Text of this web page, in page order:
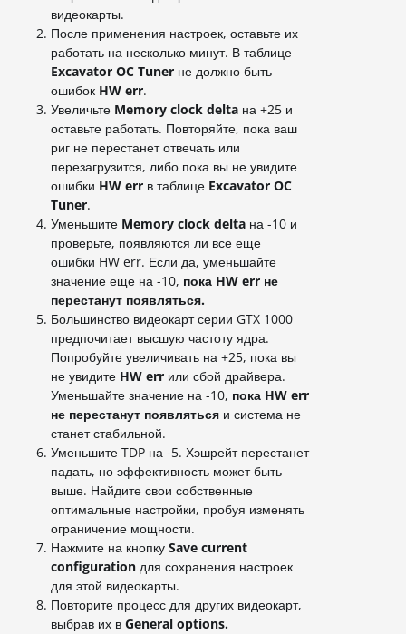
видеокарты.
После применения настроек, оставьте их
работать на несколько минут. В таблице
Excavator OC Tuner не должно быть
ошибок HW err.
Увеличьте Memory clock delta на +25 и
оставьте работать. Повторяйте, пока ваш
риг не перестанет отвечать или
перезагрузится, либо пока вы не увидите
ошибки HW err в таблице Excavator OC
Tuner.
Уменьшите Memory clock delta на -10 и
проверьте, появляются ли все еще
ошибки HW err. Если да, уменьшайте
значение еще на -10, пока HW err не
перестанут появляться.
Большинство видеокарт серии GTX 1000
предпочитает высшую частоту ядра.
Попробуйте увеличивать на +25, пока вы
не увидите HW err или сбой драйвера.
Уменьшайте значение на -10, пока HW err
не перестанут появляться и система не
станет стабильной.
Уменьшите TDP на -5. Хэшрейт перестанет
падать, но эффективность может быть
выше. Найдите свои собственные
оптимальные настройки, пробуя изменять
ограничение мощности.
Нажмите на кнопку Save current
configuration для сохранения настроек
для этой видеокарты.
Повторите процесс для других видеокарт,
выбрав их в General options.